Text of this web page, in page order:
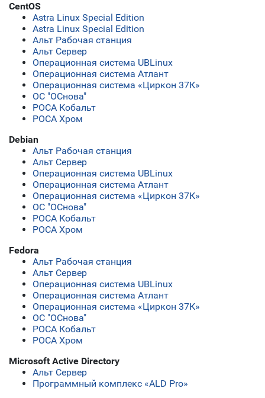
CentOS
Astra Linux Special Edition
Astra Linux Special Edition
Альт Рабочая станция
Альт Сервер
Операционная система UBLinux
Операционная система Атлант
Операционная система «Циркон 37К»
ОС "ОСнова"
РОСА Кобальт
РОСА Хром
Debian
Альт Рабочая станция
Альт Сервер
Операционная система UBLinux
Операционная система Атлант
Операционная система «Циркон 37К»
ОС "ОСнова"
РОСА Кобальт
РОСА Хром
Fedora
Альт Рабочая станция
Альт Сервер
Операционная система UBLinux
Операционная система Атлант
Операционная система «Циркон 37К»
ОС "ОСнова"
РОСА Кобальт
РОСА Хром
Microsoft Active Directory
Альт Сервер
Программный комплекс «ALD Pro»